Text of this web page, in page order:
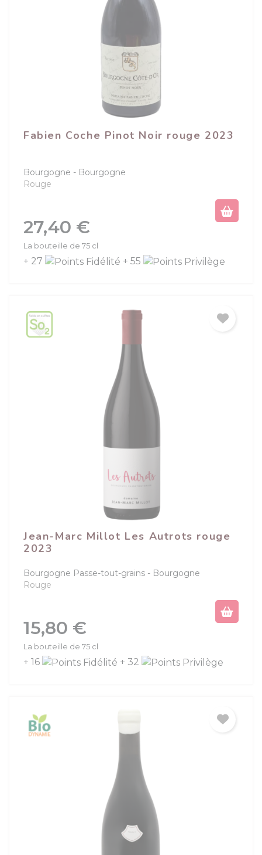
Fabien Coche Pinot Noir rouge 2023
Bourgogne
Bourgogne
Rouge
Prix
27,40 €
La bouteille de 75 cl
+ 27 + 55
Jean-Marc Millot Les Autrots rouge
2023
Bourgogne Passe-tout-grains
Bourgogne
Rouge
Prix
15,80 €
La bouteille de 75 cl
+ 16 + 32